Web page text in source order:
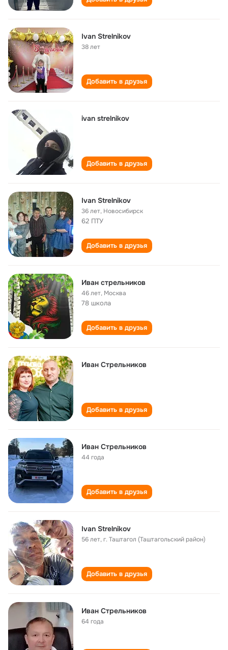
Ivan Strelnikov
38 лет
Добавить в друзья
ivan strelnikov
Добавить в друзья
Ivan Strelnikov
36 лет, Новосибирск
62 ПТУ
Добавить в друзья
Иван стрельников
46 лет, Москва
78 школа
Добавить в друзья
Иван Стрельников
Добавить в друзья
Иван Стрельников
44 года
Добавить в друзья
Ivan Strelnikov
56 лет,г. Таштагол (Таштагольский район)
Добавить в друзья
Иван Стрельников
64 года